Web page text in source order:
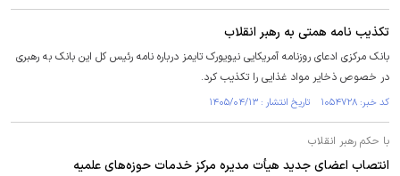
تکذیب نامه همتی به رهبر انقلاب
بانک مرکزی ادعای روزنامه آمریکایی نیویورک تایمز درباره نامه رئیس کل این بانک به رهبری
در خصوص ذخایر مواد غذایی را تکذیب کرد.
کد خبر: ۱۰۵۴۷۲۸ تاریخ انتشار : ۱۴۰۵/۰۴/۱۳
با حکم رهبر انقلاب
انتصاب اعضای جدید هیأت مدیره مرکز خدمات حوزه‌های علمیه